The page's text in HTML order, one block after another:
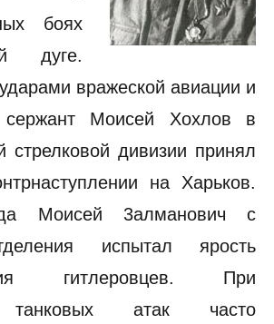
боях
дуге.
вражеской авиации и
сержант Моисей Хохлов в
стрелковой дивизии принял
на Харьков.
Моисей 3алманович с
испытал ярость
гитлеровцев. При
танковых атак часто